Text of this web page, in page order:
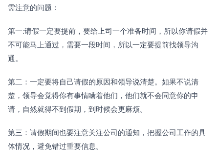
需注意的问题：
第一:请假一定要提前，要给上司一个准备时间，所以你请假并
不可能马上通过，需要一段时间，所以一定要提前找领导沟
通。
第二：一定要将自己请假的原因和领导说清楚。如果不说清
楚，领导会觉得你有事情瞒着他们，他们就不会同意你的申
请，自然就得不到假期，到时候会更麻烦。
第三：请假期间也要注意关注公司的通知，把握公司工作的具
体情况，避免错过重要信息。